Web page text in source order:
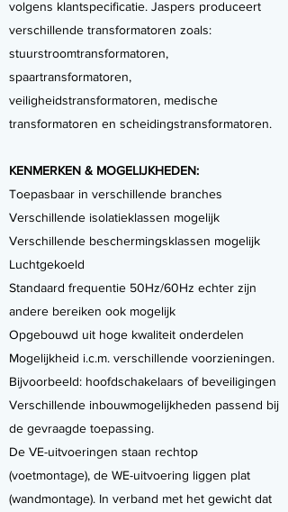
volgens klantspecificatie. Jaspers produceert
verschillende transformatoren zoals:
stuurstroomtransformatoren,
spaartransformatoren,
veiligheidstransformatoren, medische
transformatoren en scheidingstransformatoren.
KENMERKEN & MOGELIJKHEDEN:
Toepasbaar in verschillende branches
Verschillende isolatieklassen mogelijk
Verschillende beschermingsklassen mogelijk
Luchtgekoeld
Standaard frequentie 50Hz/60Hz echter zijn
andere bereiken ook mogelijk
Opgebouwd uit hoge kwaliteit onderdelen
Mogelijkheid i.c.m. verschillende voorzieningen.
Bijvoorbeeld: hoofdschakelaars of beveiligingen
Verschillende inbouwmogelijkheden passend bij
de gevraagde toepassing.
De VE-uitvoeringen staan rechtop
(voetmontage), de WE-uitvoering liggen plat
(wandmontage). In verband met het gewicht dat